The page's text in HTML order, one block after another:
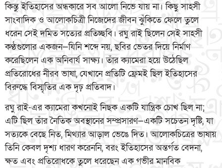
কিন্তু ইতিহাসের অন্ধকারে সব আলো নিভে যায় না। কিছু সাহসী
সাংবাদিক ও আলোকচিত্রী নিজেদের জীবন ঝুঁকিতে ফেলে তুলে
ধরেন সেই দমিত সত্যের প্রতিচ্ছবি। রঘু রাই ছিলেন সেই সাহসী
কণ্ঠগুলোর একজন—যিনি শব্দে নয়, ছবির ভেতর দিয়ে নির্মাণ
করেছিলেন এক অনিবার্য সাক্ষ্য। তাঁর ক্যামেরা হয়ে উঠেছিল
প্রতিরোধের নীরব ভাষা, যেখানে প্রতিটি ফ্রেমই ছিল ইতিহাসের
বিরুদ্ধে বিস্মৃতির এক দৃঢ় প্রতিবাদ।
রঘু রাই-এর ক্যামেরা কখনোই নিছক একটি যান্ত্রিক চোখ ছিল না;
এটি ছিল তাঁর নৈতিক অবস্থানের সম্প্রসারণ—একটি সচেতন দৃষ্টি, যা
সত্যকে বেছে নিত, মিথ্যার আড়াল ভেঙে দিত। আলোকচিত্রের ভাষায়
তিনি কেবল দৃশ্য ধারণ করেননি, বরং ইতিহাসের অন্তর্গত বেদনা,
ক্ষত এবং প্রতিরোধকে তুলে ধরেছেন এক গভীর মানবিক